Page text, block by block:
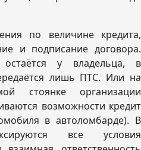
по величине кредита,
и подписание договора.
остаётся у владельца, в
лишь ПТС. Или на
стоянке организации
возможности кредит
в автоломбарде). В
все условия